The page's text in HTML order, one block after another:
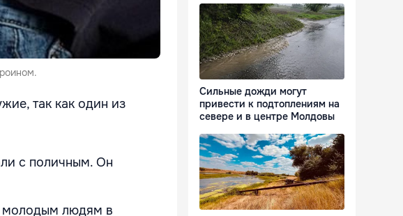
так как один из
с поличным. Он
молодым людям в
Сильные дожди могут
привести к подтоплениям на
севере и в центре Молдовы